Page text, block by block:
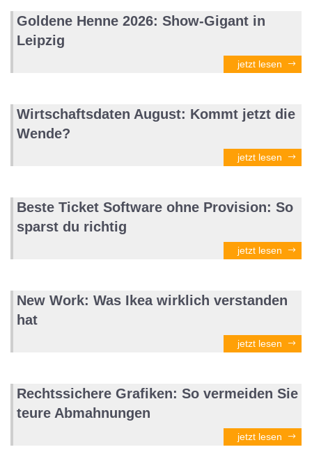
Goldene Henne 2026: Show-Gigant in
Leipzig
jetzt lesen
Wirtschaftsdaten August: Kommt jetzt die
Wende?
jetzt lesen
Beste Ticket Software ohne Provision: So
sparst du richtig
jetzt lesen
New Work: Was Ikea wirklich verstanden
hat
jetzt lesen
Rechtssichere Grafiken: So vermeiden Sie
teure Abmahnungen
jetzt lesen